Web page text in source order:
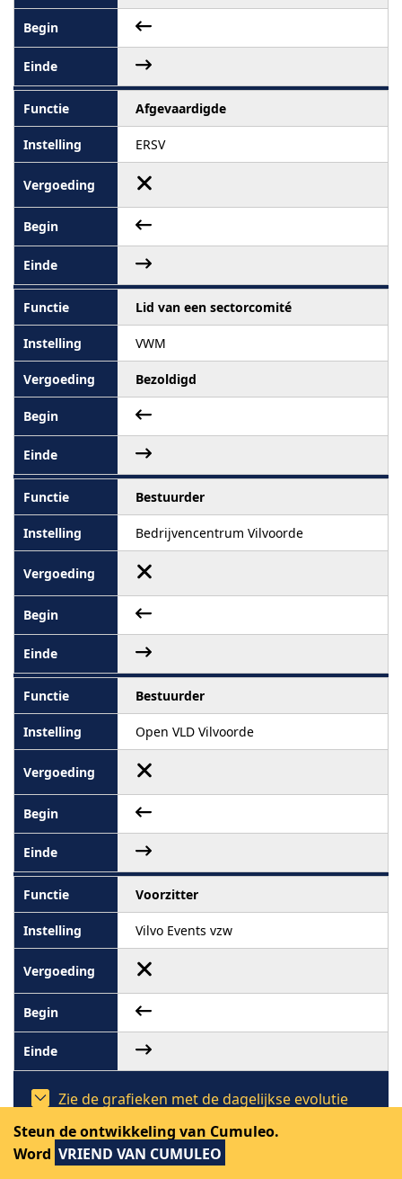
Afgevaardigde
ERSV
Lid van een sectorcomité
VWM
Bezoldigd
Bestuurder
Bedrijvencentrum Vilvoorde
Bestuurder
Open VLD Vilvoorde
Voorzitter
Vilvo Events vzw
Zie de grafieken met de dagelijkse evolutie
Steun de ontwikkeling van Cumuleo.
Word VRIEND VAN CUMULEO